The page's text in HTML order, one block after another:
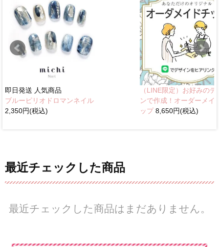
即日発送 人気商品
ブルーピリオドロマンネイル
2,350円(税込)
（LINE限定）お好みのデ
ンで作成！オーダーメイ
ップ8,650円(税込)
最近チェックした商品
最近チェックした商品はまだありません。